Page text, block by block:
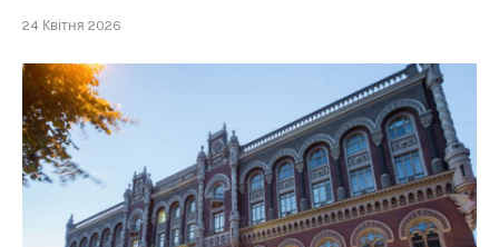
24 Квітня 2026